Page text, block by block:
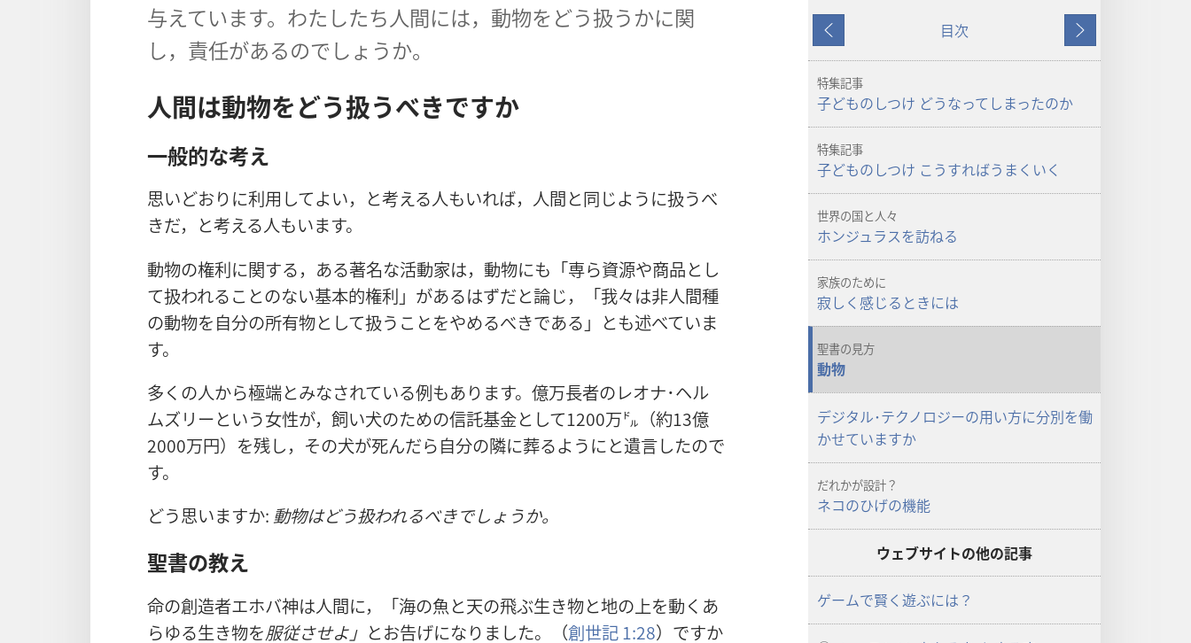
与えています。わたしたち人間には，動物をどう扱うかに関
し，責任があるのでしょうか。
人間は動物をどう扱うべきですか
一般的な考え
思いどおりに利用してよい，と考える人もいれば，人間と同じように扱うべ
きだ，と考える人もいます。
動物の権利に関する，ある著名な活動家は，動物にも「専ら資源や商品とし
て扱われることのない基本的権利」があるはずだと論じ，「我々は非人間種
の動物を自分の所有物として扱うことをやめるべきである」とも述べていま
す。
多くの人から極端とみなされている例もあります。億万長者のレオナ･ヘル
ムズリーという女性が，飼い犬のための信託基金として1200万㌦（約13億
2000万円）を残し，その犬が死んだら自分の隣に葬るようにと遺言したので
す。
どう思いますか: 動物はどう扱われるべきでしょうか。
聖書の教え
命の創造者エホバ神は人間に，「海の魚と天の飛ぶ生き物と地の上を動くあ
らゆる生き物を服従させよ」 とお告げになりました。（創世記 1:28）ですか
ダ
ウ
ロー
ド
プ
ショ
「目
ざ
よ！」
子
の
し
て
し
た
ウ
ロー
ド
プ
ショ
ざ
子
の
し
て
し
戻
る
目次
次
へ
特集記事
子どものしつけ どうなってしまったのか
特集記事
子どものしつけ こうすればうまくいく
世界の国と人々
ホンジュラスを訪ねる
家族のために
寂しく感じるときには
聖書の見方
動物
デジタル･テクノロジーの用い方に分別を働
かせていますか
だれかが設計？
ネコのひげの機能
ウェブサイトの他の記事
ゲームで賢く遊ぶには？